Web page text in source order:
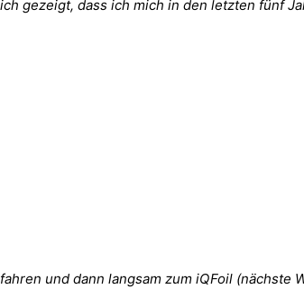
ich gezeigt, dass ich mich in den letzten fünf
fahren und dann langsam zum iQFoil (nächste